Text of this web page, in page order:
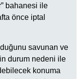
bahanesi ile
önce iptal
savunan ve
durum nedeni ile
konuma